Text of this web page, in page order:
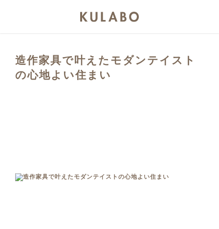
造作家具で叶えたモダンテイスト
の心地よい住まい